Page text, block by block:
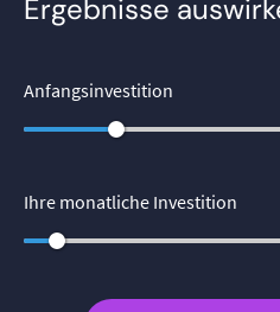
Ergebnisse
Anfangsinvestition
Ihre monatliche Investition